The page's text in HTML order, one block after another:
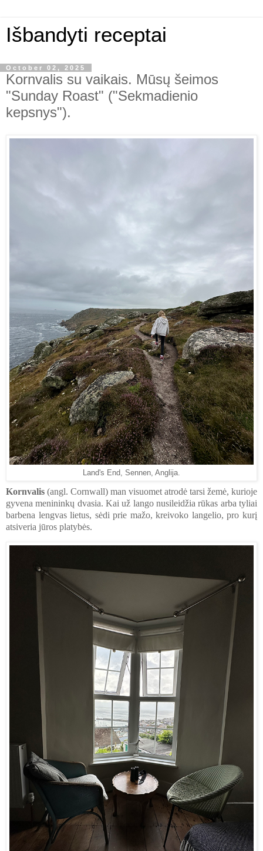
Išbandyti receptai
October 02, 2025
Kornvalis su vaikais. Mūsų šeimos
"Sunday Roast" ("Sekmadienio
kepsnys").
Land's End, Sennen, Anglija.
Kornvalis (angl. Cornwall) man visuomet atrodė tarsi žemė, kurioje
gyvena menininkų dvasia. Kai už lango nusileidžia rūkas arba tyliai
barbena lengvas lietus, sėdi prie mažo, kreivoko langelio, pro kurį
atsiveria jūros platybės.